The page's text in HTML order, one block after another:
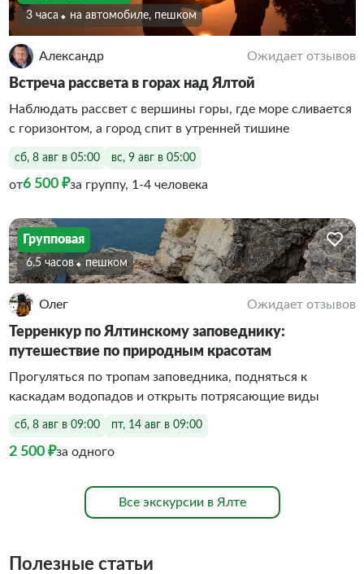
3 часа На автомобиле, пешком
Александр Ожидает отзывов
Встреча рассвета в горах над Ялтой
Наблюдать рассвет с вершины горы, где море сливается
с горизонтом, а город спит в утренней тишине
сб, 8 авг в 05:00 вс, 9 авг в 05:00
от6 500 ₽за группу, 1-4 человека
Групповая
6.5 часов Пешком
Олег Ожидает отзывов
Терренкур по Ялтинскому заповеднику:
путешествие по природным красотам
Прогуляться по тропам заповедника, подняться к
каскадам водопадов и открыть потрясающие виды
сб, 8 авг в 09:00 пт, 14 авг в 09:00
2 500 ₽за одного
Все экскурсии в Ялте
Полезные статьи